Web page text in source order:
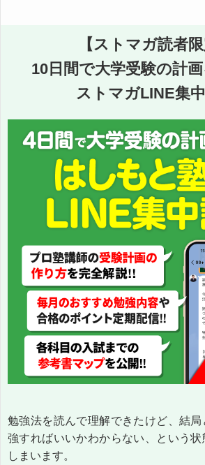
【ストマガ読者限
10日間で大学受験の計画
ストマガLINE集
勉強法を読んで理解できたけど、結
強すればいいかわからない、という
しまいます。